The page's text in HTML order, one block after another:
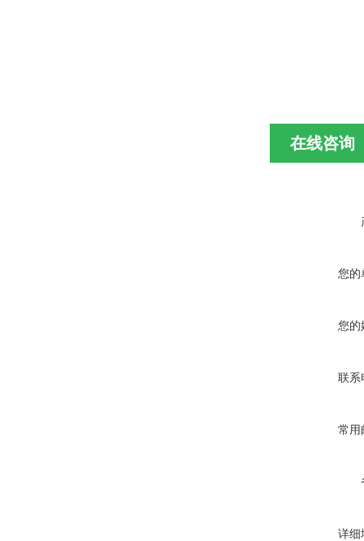
在线咨询
您的
您的
联系
常用
详细